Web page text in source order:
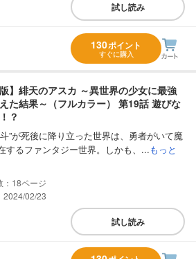
試し読み
130ポイント
すぐに購入
版】緋天のアスカ ～異世界の少女に最強
た結果～（フルカラー） 第19話 遊びな
？
”が死後に降り立った世界は、勇者がいて魔
するファンタジー世界。しかも、...もっと
18
2024/02/23
試し読み